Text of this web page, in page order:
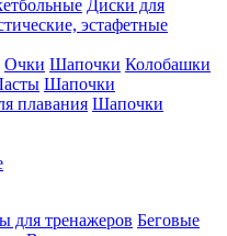
Диски для
эстафетные
Очки Шапочки Колобашки
Шапочки
плавания Шапочки
для тренажеров Беговые